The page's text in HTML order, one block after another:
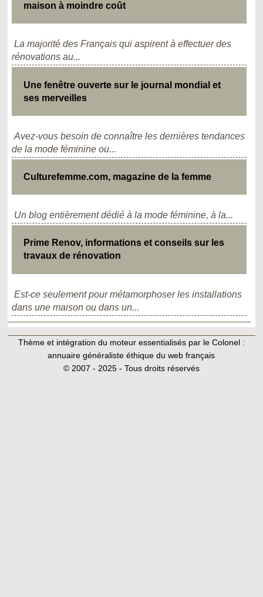
maison à moindre coût
La majorité des Français qui aspirent à effectuer des
rénovations au...
Une fenêtre ouverte sur le journal mondial et
ses merveilles
Avez-vous besoin de connaître les dernières tendances
de la mode féminine ou...
Culturefemme.com, magazine de la femme
Un blog entièrement dédié à la mode féminine, à la...
Prime Renov, informations et conseils sur les
travaux de rénovation
Est-ce seulement pour métamorphoser les installations
dans une maison ou dans un...
Thème et intégration du moteur essentialisés par le Colonel :
annuaire généraliste éthique du web français
© 2007 - 2025 - Tous droits réservés